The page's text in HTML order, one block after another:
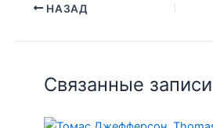
НАЗАД
Связанные записи